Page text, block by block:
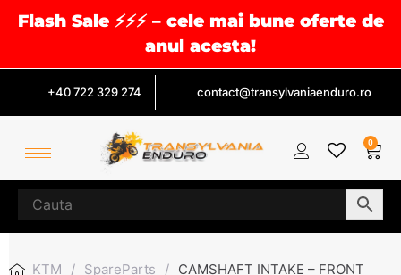
Flash Sale ⚡⚡⚡ – cele mai bune oferte de
anul acesta!
+40 722 329 274 contact@transylvaniaenduro.ro
0
KTM / SpareParts / CAMSHAFT INTAKE – FRONT